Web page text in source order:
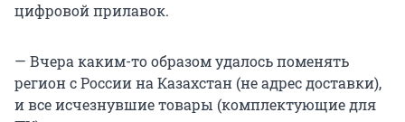
цифровой прилавок.
— Вчера каким-то образом удалось поменять
регион с России на Казахстан (не адрес доставки),
и все исчезнувшие товары (комплектующие для